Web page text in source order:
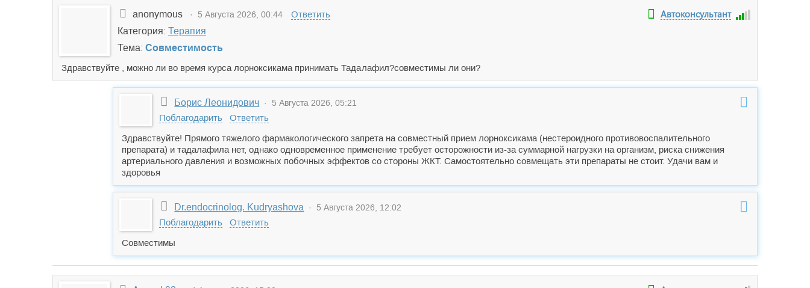
anonymous · 5 Августа 2026, 00:44 Ответить Автоконсультант
Категория: Терапия
Тема: Совместимость
Здравствуйте , можно ли во время курса лорноксикама принимать Тадалафил?совместимы ли они?
Борис Леонидович · 5 Августа 2026, 05:21
Поблагодарить
Ответить
Здравствуйте! Прямого тяжелого фармакологического запрета на совместный прием лорноксикама (нестероидного противовоспалительного
препарата) и тадалафила нет, однако одновременное применение требует осторожности из-за суммарной нагрузки на организм, риска снижения
артериального давления и возможных побочных эффектов со стороны ЖКТ. Самостоятельно совмещать эти препараты не стоит. Удачи вам и
здоровья
Dr.endocrinolog. Kudryashova · 5 Августа 2026, 12:02
Поблагодарить
Ответить
Совместимы